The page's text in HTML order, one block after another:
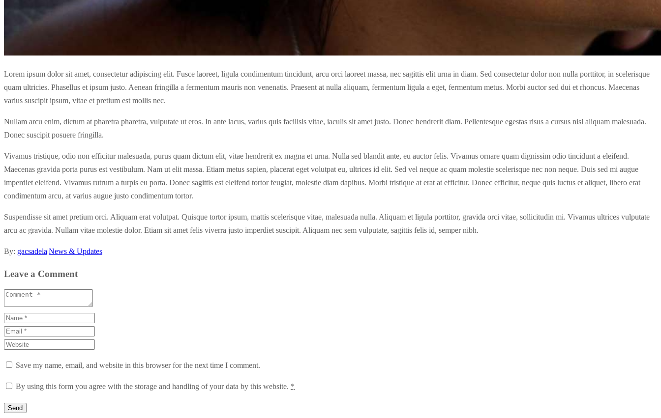
Lorem ipsum dolor sit amet, consectetur adipiscing elit. Fusce laoreet, ligula condimentum tincidunt, arcu orci laoreet massa, nec sagittis elit urna in diam. Sed consectetur dolor non nulla porttitor, in scelerisque
quam ultricies. Phasellus et ipsum justo. Aenean fringilla a fermentum mauris non venenatis. Praesent at nulla aliquam, fermentum ligula a eget, fermentum metus. Morbi auctor sed dui et rhoncus. Maecenas
varius suscipit ipsum, vitae et pretium est mollis nec.
Nullam arcu enim, dictum at pharetra pharetra, vulputate ut eros. In ante lacus, varius quis facilisis vitae, iaculis sit amet justo. Donec hendrerit diam. Pellentesque egestas risus a cursus nisl aliquam malesuada.
Donec suscipit posuere fringilla.
Vivamus tristique, odio non efficitur malesuada, purus quam dictum elit, vitae hendrerit ex magna et urna. Nulla sed blandit ante, eu auctor felis. Vivamus ornare quam dignissim odio tincidunt a eleifend.
Maecenas gravida porta purus est vestibulum. Nam ut elit massa. Etiam metus sapien, placerat eget volutpat eu, ultrices id elit. Sed vel neque ac quam molestie scelerisque nec non neque. Duis sed mi augue
imperdiet eleifend. Vivamus rutrum a turpis eu porta. Donec sagittis est eleifend tortor feugiat, molestie diam dapibus. Morbi tristique at erat at efficitur. Donec efficitur, neque quis luctus et aliquet, libero erat
condimentum arcu, at varius augue justo condimentum tortor.
Suspendisse sit amet pretium orci. Aliquam erat volutpat. Quisque tortor ipsum, mattis scelerisque vitae, malesuada nulla. Aliquam et ligula porttitor, gravida orci vitae, sollicitudin mi. Vivamus ultrices vulputate
arcu ac gravida. Nullam vitae molestie dolor. Etiam sit amet felis viverra justo imperdiet suscipit. Aliquam nec sem vulputate, sagittis felis id, semper nibh.
By: gacsadela|News & Updates
Leave a Comment
Save my name, email, and website in this browser for the next time I comment.
By using this form you agree with the storage and handling of your data by this website. *